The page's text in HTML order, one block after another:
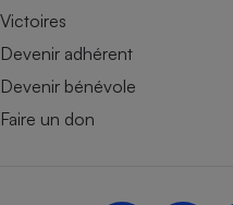
Victoires
Devenir adhérent
Devenir bénévole
Faire un don